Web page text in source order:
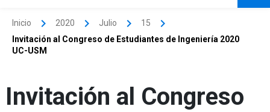
Inicio 2020 Julio
15
Invitación al Congreso de Estudiantes de Ingeniería 2020
UC-USM
Invitación al Congreso